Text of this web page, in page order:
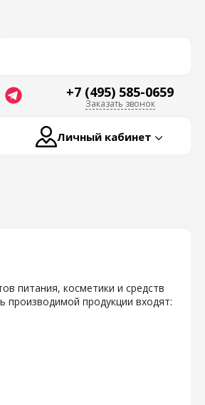
+7 (495) 585-0659
Заказать звонок
Личный кабинет
питания, косметики и средств
продукции входят: